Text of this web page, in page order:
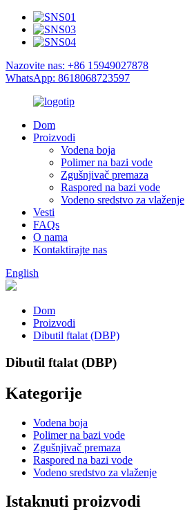
Nazovite nas: +86 15949027878
WhatsApp: 8618068723597
Dom
Proizvodi
Vodena boja
Polimer na bazi vode
Zgušnjivač premaza
Raspored na bazi vode
Vodeno sredstvo za vlaženje
Vesti
FAQs
O nama
Kontaktirajte nas
English
Dom
Proizvodi
Dibutil ftalat (DBP)
Dibutil ftalat (DBP)
Kategorije
Vodena boja
Polimer na bazi vode
Zgušnjivač premaza
Raspored na bazi vode
Vodeno sredstvo za vlaženje
Istaknuti proizvodi